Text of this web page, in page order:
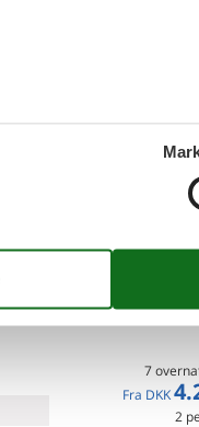
4
Mere info
7
Fra DKK
2